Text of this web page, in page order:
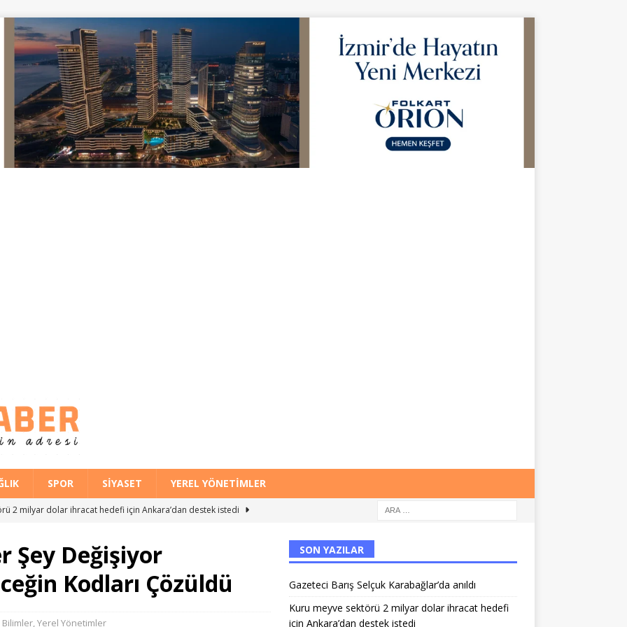
SPOR SIYASET YEREL YÖNETIMLER
2 milyar dolar ihracat hedefi için Ankara’dan destek istedi
KÖPRÜSÜ HİZMETE AÇILDI
ÇEVRE VE İKLIM
FABRİKASI’NDA ÜNİVERSİTE TERCİH BULUŞMALARI
EĞITIM
Şey Değişiyor
Kodları Çözüldü
,Yerel Yönetimler
SON YAZILAR
Gazeteci Barış Selçuk Karabağlar’da anıldı
Kuru meyve sektörü 2 milyar dolar ihracat hedefi
için Ankara’dan destek istedi